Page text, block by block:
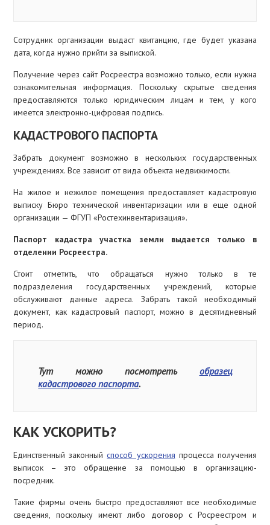
Сотрудник организации выдаст квитанцию, где будет указана
дата, когда нужно прийти за выпиской.
Получение через сайт Росреестра возможно только, если нужна
ознакомительная информация. Поскольку скрытые сведения
предоставляются только юридическим лицам и тем, у кого
имеется электронно-цифровая подпись.
КАДАСТРОВОГО ПАСПОРТА
Забрать документ возможно в нескольких государственных
учреждениях. Все зависит от вида объекта недвижимости.
На жилое и нежилое помещения предоставляет кадастровую
выписку Бюро технической инвентаризации или в еще одной
организации — ФГУП «Ростехинвентаризация».
Паспорт кадастра участка земли выдается только в
отделении Росреестра.
Стоит отметить, что обращаться нужно только в те
подразделения государственных учреждений, которые
обслуживают данные адреса. Забрать такой необходимый
документ, как кадастровый паспорт, можно в десятидневный
период.
Тут можно посмотреть образец
кадастрового паспорта.
КАК УСКОРИТЬ?
Единственный законныйспособ ускорения процесса получения
выписок – это обращение за помощью в организацию-
посредник.
Такие фирмы очень быстро предоставляют все необходимые
сведения, поскольку имеют либо договор с Росреестром и